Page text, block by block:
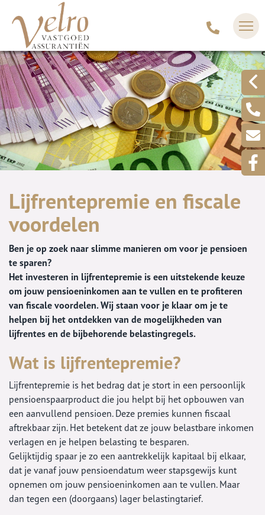
Lijfrentepremie en fiscale
voordelen
Ben je op zoek naar slimme manieren om voor je pensioen
te sparen?
Het investeren in lijfrentepremie is een uitstekende keuze
om jouw pensioeninkomen aan te vullen en te profiteren
van fiscale voordelen. Wij staan voor je klaar om je te
helpen bij het ontdekken van de mogelijkheden van
lijfrentes en de bijbehorende belastingregels.
Wat is lijfrentepremie?
Lijfrentepremie is het bedrag dat je stort in een persoonlijk
pensioenspaarproduct die jou helpt bij het opbouwen van
een aanvullend pensioen. Deze premies kunnen fiscaal
aftrekbaar zijn. Het betekent dat ze jouw belastbare inkomen
verlagen en je helpen belasting te besparen.
Gelijktijdig spaar je zo een aantrekkelijk kapitaal bij elkaar,
dat je vanaf jouw pensioendatum weer stapsgewijs kunt
opnemen om jouw pensioeninkomen aan te vullen. Maar
dan tegen een (doorgaans) lager belastingtarief.